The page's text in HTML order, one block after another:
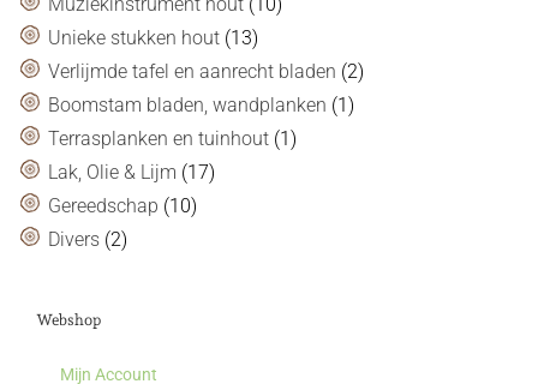
Unieke stukken hout (13)
Verlijmde tafel en aanrecht bladen (2)
Boomstam bladen, wandplanken (1)
Terrasplanken en tuinhout (1)
Lak, Olie & Lijm (17)
Gereedschap (10)
Divers (2)
Webshop
Mijn Account